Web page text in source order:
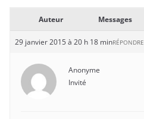
Auteur Messages
29 janvier 2015 à 20 h 18 minRÉPONDRE
Anonyme
Invité